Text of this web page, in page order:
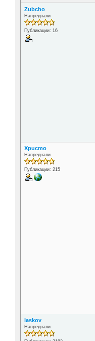
Zubcho
Напреднали
Публикации: 16
Xpucmo
Напреднали
Публикации: 215
laskov
Напреднали